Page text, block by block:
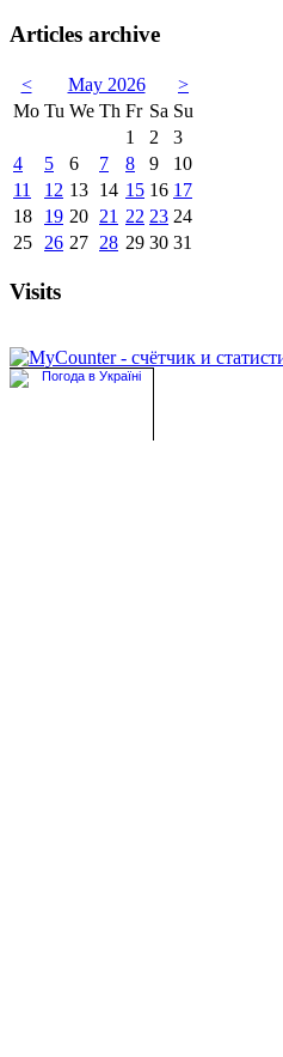
Articles archive
< May 2026
>
Mo Tu We Th Fr Sa Su
1
2
3
4
5 6 7 8 9
10
11
12 13 14 15 16 17
18
19 20 21 22 23 24
25
26 27 28 29 30 31
Visits